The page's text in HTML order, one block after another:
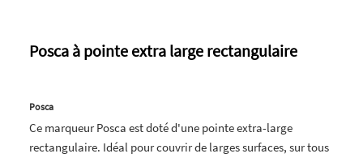
Posca à pointe extra large rectangulaire
Posca
Ce marqueur Posca est doté d'une pointe extra-large
rectangulaire. Idéal pour couvrir de larges surfaces, sur tous